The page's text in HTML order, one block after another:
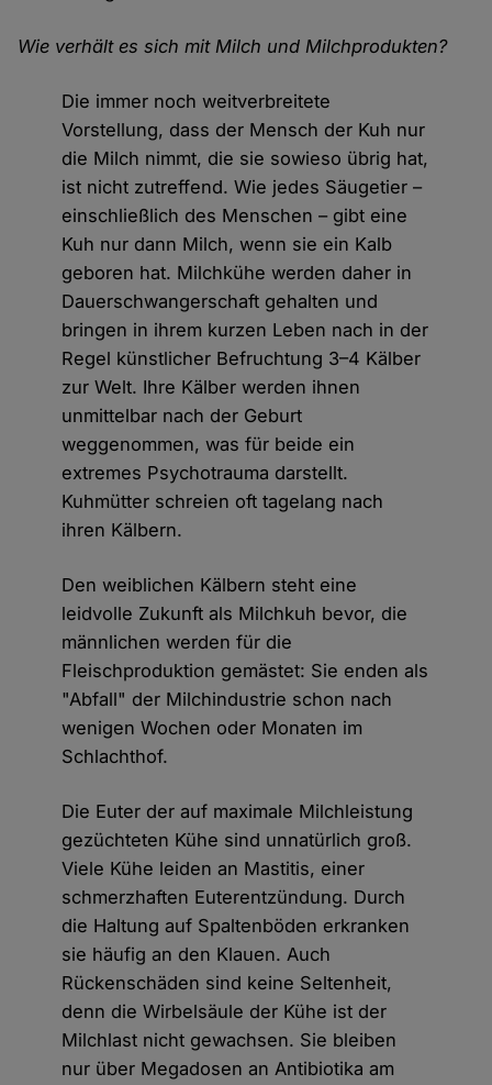
Wie verhält es sich mit Milch und Milchprodukten?
Die immer noch weitverbreitete
Vorstellung, dass der Mensch der Kuh nur
die Milch nimmt, die sie sowieso übrig hat,
ist nicht zutreffend. Wie jedes Säugetier –
einschließlich des Menschen – gibt eine
Kuh nur dann Milch, wenn sie ein Kalb
geboren hat. Milchkühe werden daher in
Dauerschwangerschaft gehalten und
bringen in ihrem kurzen Leben nach in der
Regel künstlicher Befruchtung 3–4 Kälber
zur Welt. Ihre Kälber werden ihnen
unmittelbar nach der Geburt
weggenommen, was für beide ein
extremes Psychotrauma darstellt.
Kuhmütter schreien oft tagelang nach
ihren Kälbern.
Den weiblichen Kälbern steht eine
leidvolle Zukunft als Milchkuh bevor, die
männlichen werden für die
Fleischproduktion gemästet: Sie enden als
"Abfall" der Milchindustrie schon nach
wenigen Wochen oder Monaten im
Schlachthof.
Die Euter der auf maximale Milchleistung
gezüchteten Kühe sind unnatürlich groß.
Viele Kühe leiden an Mastitis, einer
schmerzhaften Euterentzündung. Durch
die Haltung auf Spaltenböden erkranken
sie häufig an den Klauen. Auch
Rückenschäden sind keine Seltenheit,
denn die Wirbelsäule der Kühe ist der
Milchlast nicht gewachsen. Sie bleiben
nur über Megadosen an Antibiotika am